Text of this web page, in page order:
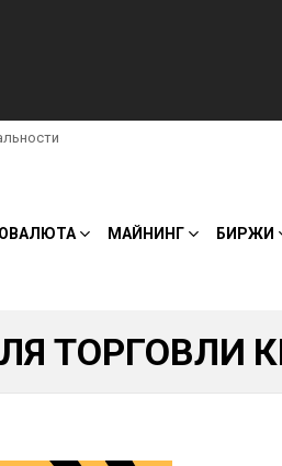
МАЙНИНГ БИРЖИ
ТОРГОВЛИ